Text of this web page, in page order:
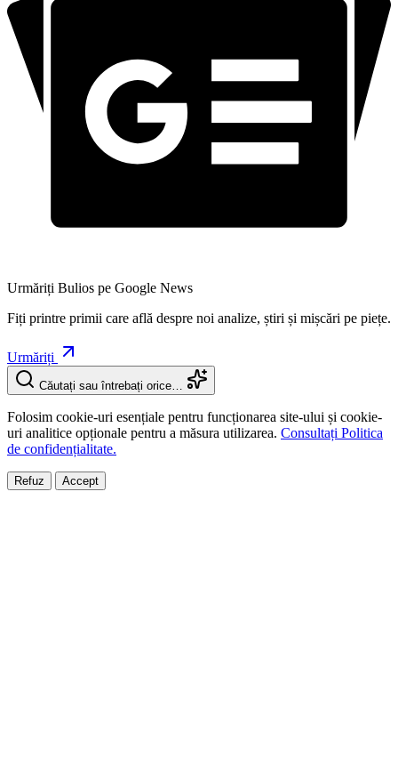
Urmăriți Bulios pe Google News
Fiți printre primii care află despre noi analize, știri și mișcări pe piețe.
Urmăriți
Căutați sau întrebați orice…
Folosim cookie-uri esențiale pentru funcționarea site-ului și cookie-
uri analitice opționale pentru a măsura utilizarea. Consultați Politica
de confidențialitate.
Refuz Accept